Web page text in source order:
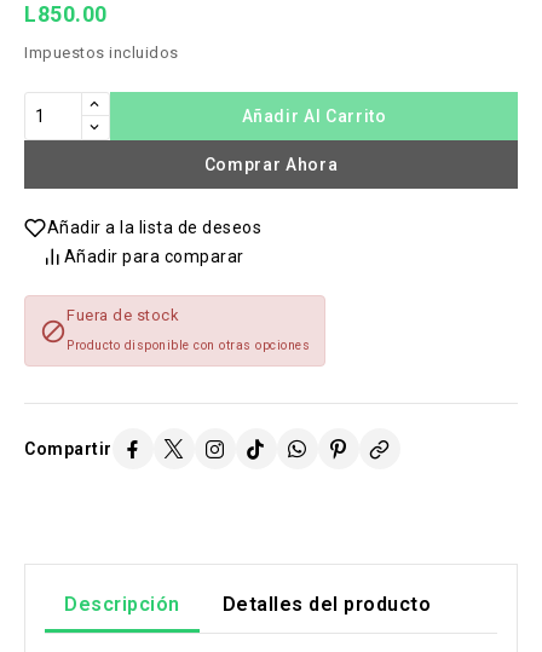
L850.00
Impuestos incluidos
Añadir Al Carrito
Comprar Ahora
Añadir a la lista de deseos
Añadir para comparar

Fuera de stock
Producto disponible con otras opciones
Compartir
Descripción Detalles del producto